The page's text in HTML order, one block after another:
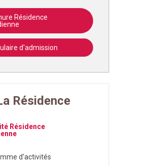
Résidence
d'admission
Résidence
Résidence
d'activités